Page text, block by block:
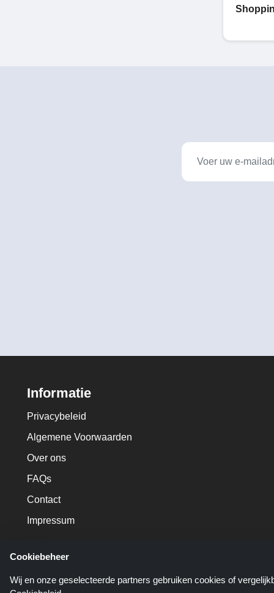
Informatie
Privacybeleid
Algemene Voorwaarden
Over ons
FAQs
Contact
Impressum
Cookiebeheer
Wij en onze geselecteerde partners gebruiken cookies of